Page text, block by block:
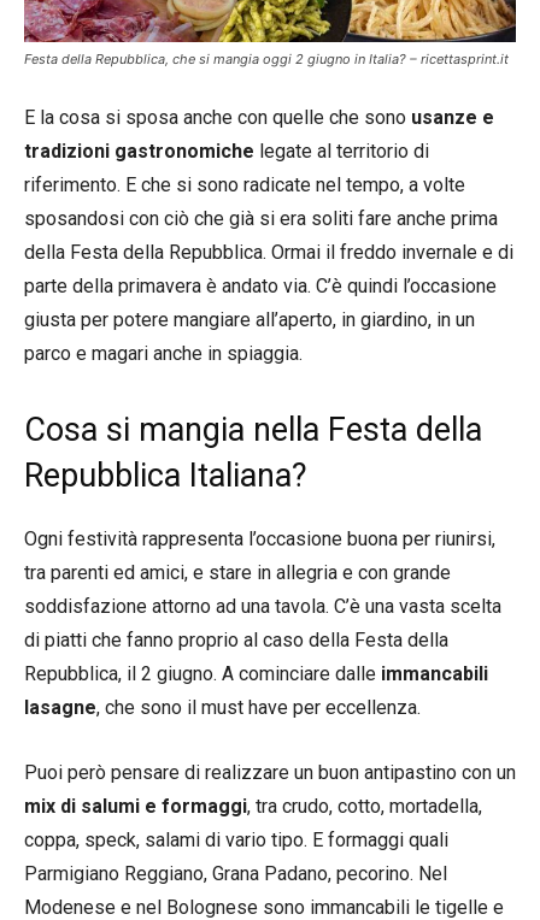
Festa della Repubblica, che si mangia oggi 2 giugno in Italia? – ricettasprint.it
E la cosa si sposa anche con quelle che sono usanze e
tradizioni gastronomiche legate al territorio di
riferimento. E che si sono radicate nel tempo, a volte
sposandosi con ciò che già si era soliti fare anche prima
della Festa della Repubblica. Ormai il freddo invernale e di
parte della primavera è andato via. C’è quindi l’occasione
giusta per potere mangiare all’aperto, in giardino, in un
parco e magari anche in spiaggia.
Cosa si mangia nella Festa della
Repubblica Italiana?
Ogni festività rappresenta l’occasione buona per riunirsi,
tra parenti ed amici, e stare in allegria e con grande
soddisfazione attorno ad una tavola. C’è una vasta scelta
di piatti che fanno proprio al caso della Festa della
Repubblica, il 2 giugno. A cominciare dalle immancabili
lasagne, che sono il must have per eccellenza.
Puoi però pensare di realizzare un buon antipastino con un
mix di salumi e formaggi, tra crudo, cotto, mortadella,
coppa, speck, salami di vario tipo. E formaggi quali
Parmigiano Reggiano, Grana Padano, pecorino. Nel
Modenese e nel Bolognese sono immancabili le tigelle e